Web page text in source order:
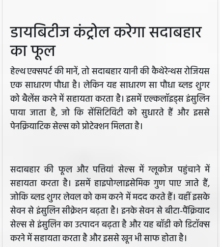
डायबिटीज कंट्रोल करेगा सदाबहार
का फूल
हेल्थ एक्सपर्ट की मानें, तो सदाबहार यानी की कैथेरेन्थस रोजियस
एक साधारण पौधा है। लेकिन यह साधारण सा पौधा ब्लड शुगर
को बैलेंस करने में सहायता करता है। इसमें एल्कलॉइड्स इंसुलिन
पाया जाता है, जो कि सेंसिटिविटी को सुधारते हैं और इससे
पेनक्रियाटिक सेल्स को प्रोटेक्शन मिलता है।
सदाबहार की फूल और पत्तियां सेल्स में ग्लूकोज पहुंचाने में
सहायता करता है। इसमें हाइपोग्लाइसेमिक गुण पाए जाते हैं,
जोकि ब्लड शुगर लेवल को कम करने में मदद करते हैं। वहीं इसके
सेवन से इंसुलिन सीक्रेशन बढ़ता है। इनके सेवन से बीटा-पैंक्रियाद
सेल्स से इंसुलिन का उत्पादन बढ़ता है और यह बॉडी को डिटॉक्स
करने में सहायता करता है और इससे खून भी साफ होता है।